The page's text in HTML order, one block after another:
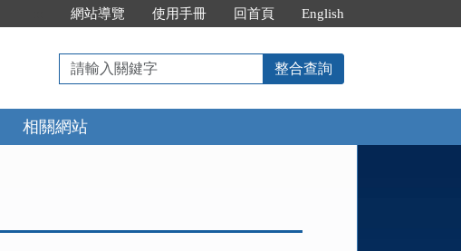
網站導覽 使用手冊 回首頁 English
請
輸
入
關
鍵
整合查詢
相關網站